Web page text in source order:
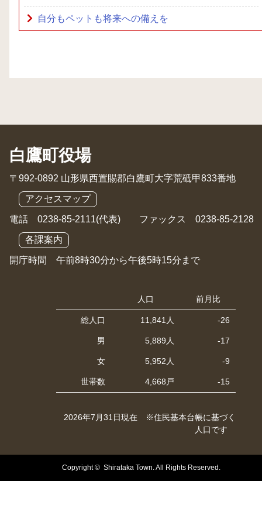
自分もペットも将来への備えを
白鷹町役場
〒992-0892 山形県西置賜郡白鷹町大字荒砥甲833番地
アクセスマップ
電話 0238-85-2111(代表) ファックス 0238-85-2128
各課案内
開庁時間 午前8時30分から午後5時15分まで
人口 前月比
総人口 11,841人 -26
男 5,889人 -17
女 5,952人 -9
世帯数 4,668戸 -15
2026年7月31日現在 ※住民基本台帳に基づく
人口です
Copyright © Shirataka Town. All Rights Reserved.